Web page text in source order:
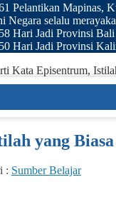
Pelantikan Mapinas,
Negara selalu
Hari Jadi Provinsi Bali
Hari Jadi Provinsi
Kata Episentrum,
yang
: Sumber Belajar